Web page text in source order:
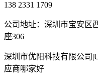
138 2331 1709
公司地址：深圳市宝安区
座306
深圳市优阳科技有限公司
应商哪家好